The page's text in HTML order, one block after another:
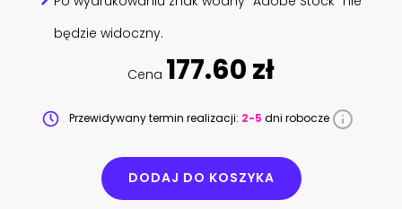
będzie widoczny.
Cena 177.60 zł
Przewidywany termin realizacji: 2-5 dni robocze
DODAJ DO KOSZYKA